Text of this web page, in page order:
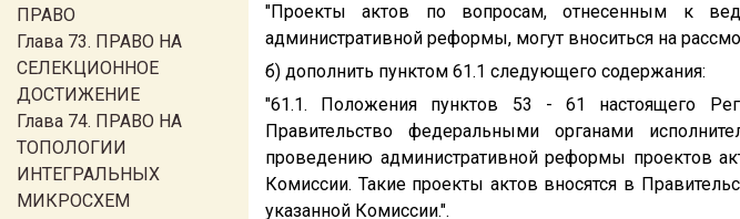
ПРАВО
Глава 73. ПРАВО НА
СЕЛЕКЦИОННОЕ
ДОСТИЖЕНИЕ
Глава 74. ПРАВО НА
ТОПОЛОГИИ
ИНТЕГРАЛЬНЫХ
МИКРОСХЕМ
"Проекты актов по вопросам, отнесенным к
административной реформы, могут вноситься на
б) дополнить пунктом 61.1 следующего содержания:
"61.1. Положения пунктов 53 - 61 настоящего
Правительство федеральными органами
проведению административной реформы проектов
Комиссии. Такие проекты актов вносятся в
указанной Комиссии.".